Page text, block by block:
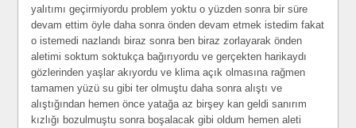
yalıtımı geçirmiyordu problem yoktu o yüzden sonra bir süre
devam ettim öyle daha sonra önden devam etmek istedim fakat
o istemedi nazlandı biraz sonra ben biraz zorlayarak önden
aletimi soktum soktukça bağırıyordu ve gerçekten harikaydı
gözlerinden yaşlar akıyordu ve klima açık olmasına rağmen
tamamen yüzü su gibi ter olmuştu daha sonra alıştı ve
alıştığından hemen önce yatağa az birşey kan geldi sanırım
kızlığı bozulmuştu sonra boşalacak gibi oldum hemen aleti